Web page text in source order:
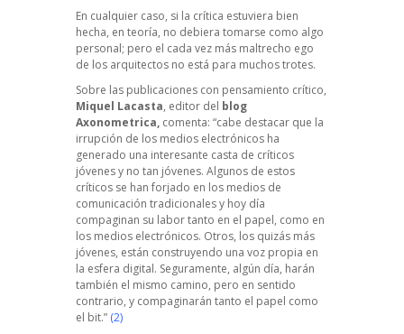
En cualquier caso, si la crítica estuviera bien
hecha, en teoría, no debiera tomarse como algo
personal; pero el cada vez más maltrecho ego
de los arquitectos no está para muchos trotes.
Sobre las publicaciones con pensamiento crítico,
Miquel Lacasta, editor del blog
Axonometrica, comenta: “cabe destacar que la
irrupción de los medios electrónicos ha
generado una interesante casta de críticos
jóvenes y no tan jóvenes. Algunos de estos
críticos se han forjado en los medios de
comunicación tradicionales y hoy día
compaginan su labor tanto en el papel, como en
los medios electrónicos. Otros, los quizás más
jóvenes, están construyendo una voz propia en
la esfera digital. Seguramente, algún día, harán
también el mismo camino, pero en sentido
contrario, y compaginarán tanto el papel como
el bit.” (2)